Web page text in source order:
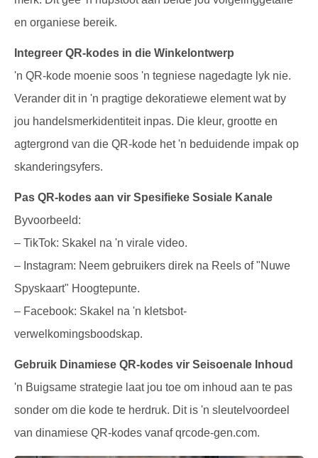
en organiese bereik.
Integreer QR-kodes in die Winkelontwerp
'n QR-kode moenie soos 'n tegniese nagedagte lyk nie.
Verander dit in 'n pragtige dekoratiewe element wat by
jou handelsmerkidentiteit inpas. Die kleur, grootte en
agtergrond van die QR-kode het 'n beduidende impak op
skanderingsyfers.
Pas QR-kodes aan vir Spesifieke Sosiale Kanale
Byvoorbeeld:
– TikTok: Skakel na 'n virale video.
– Instagram: Neem gebruikers direk na Reels of "Nuwe
Spyskaart" Hoogtepunte.
– Facebook: Skakel na 'n kletsbot-
verwelkomingsboodskap.
Gebruik Dinamiese QR-kodes vir Seisoenale Inhoud
'n Buigsame strategie laat jou toe om inhoud aan te pas
sonder om die kode te herdruk. Dit is 'n sleutelvoordeel
van dinamiese QR-kodes vanaf qrcode-gen.com.